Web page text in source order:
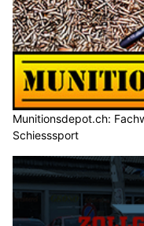
Munitionsdepot.ch:
Schiesssport